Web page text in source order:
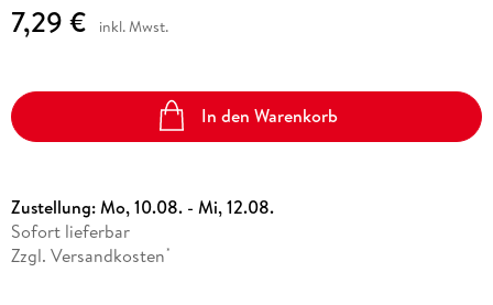
7,29 € inkl. Mwst.
In den Warenkorb
Zustellung:Mo, 10.08. - Mi, 12.08.
Sofort lieferbar
Zzgl. Versandkosten *